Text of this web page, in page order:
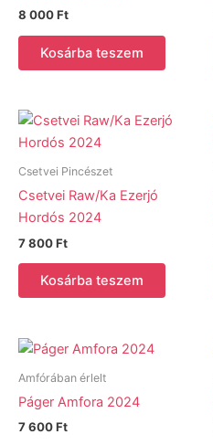
8 000Ft
Kosárba teszem
Csetvei Pincészet
Csetvei Raw/Ka Ezerjó
Hordós 2024
7 800Ft
Kosárba teszem
Amfórában érlelt
Páger Amfora 2024
7 600Ft